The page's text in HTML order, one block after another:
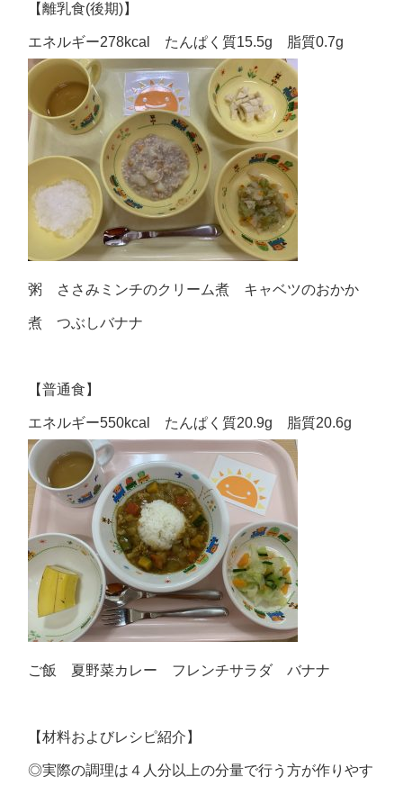
【離乳食(後期)】
エネルギー278kcal たんぱく質15.5g 脂質0.7g
粥 ささみミンチのクリーム煮 キャベツのおかか
煮 つぶしバナナ
【普通食】
エネルギー550kcal たんぱく質20.9g 脂質20.6g
ご飯 夏野菜カレー フレンチサラダ バナナ
【材料およびレシピ紹介】
◎実際の調理は４人分以上の分量で行う方が作りやす